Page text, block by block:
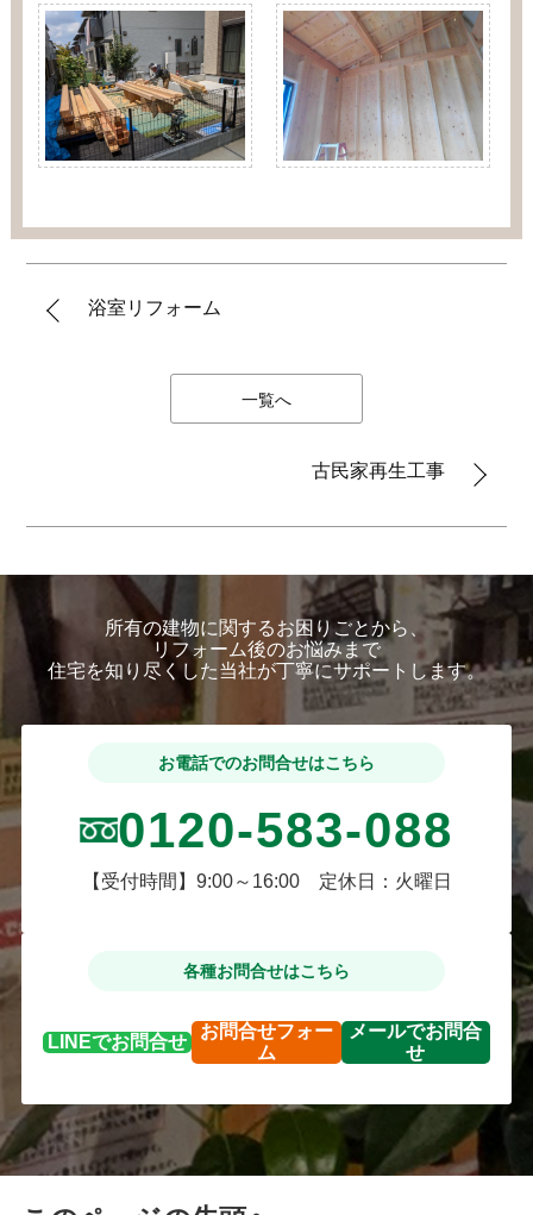
浴室リフォーム
一覧へ
古民家再生工事
所有の建物に関するお困りごとから、
リフォーム後のお悩みまで
住宅を知り尽くした当社が丁寧にサポートします。
お電話でのお問合せはこちら
0120-583-088
【受付時間】9:00～16:00 定休日：火曜日
各種お問合せはこちら
LINEでお問合せ
お問合せフォー
ム
メールでお問合
せ